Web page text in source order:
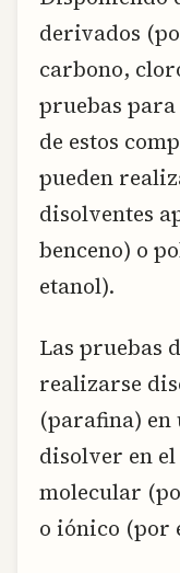
derivados
carbono,
pruebas
de estos
pueden
disolventes
benceno) o
etanol).
Las pruebas
realizarse
(parafina)
disolver en
molecular
o iónico (por